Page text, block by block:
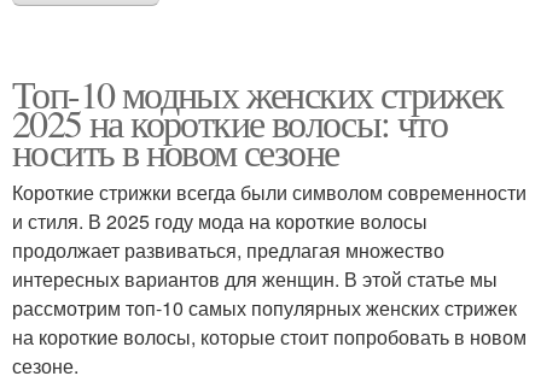
Топ-10 модных женских стрижек
2025 на короткие волосы: что
носить в новом сезоне
Короткие стрижки всегда были символом современности
и стиля. В 2025 году мода на короткие волосы
продолжает развиваться, предлагая множество
интересных вариантов для женщин. В этой статье мы
рассмотрим топ-10 самых популярных женских стрижек
на короткие волосы, которые стоит попробовать в новом
сезоне.